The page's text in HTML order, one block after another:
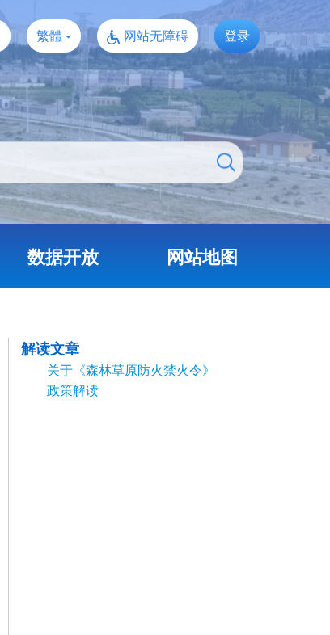
繁體 网站无障碍 登录
数据开放 网站地图
解读文章
关于《森林草原防火禁火令》
政策解读